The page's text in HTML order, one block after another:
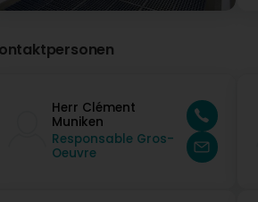
Herr Clément
Muniken
Responsable Gros-
Oeuvre